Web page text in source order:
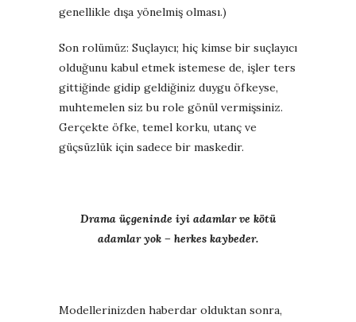
genellikle dışa yönelmiş olması.)
Son rolümüz: Suçlayıcı; hiç kimse bir suçlayıcı
olduğunu kabul etmek istemese de, işler ters
gittiğinde gidip geldiğiniz duygu öfkeyse,
muhtemelen siz bu role gönül vermişsiniz.
Gerçekte öfke, temel korku, utanç ve
güçsüzlük için sadece bir maskedir.
Drama üçgeninde iyi adamlar ve kötü
adamlar yok – herkes kaybeder.
Modellerinizden haberdar olduktan sonra,